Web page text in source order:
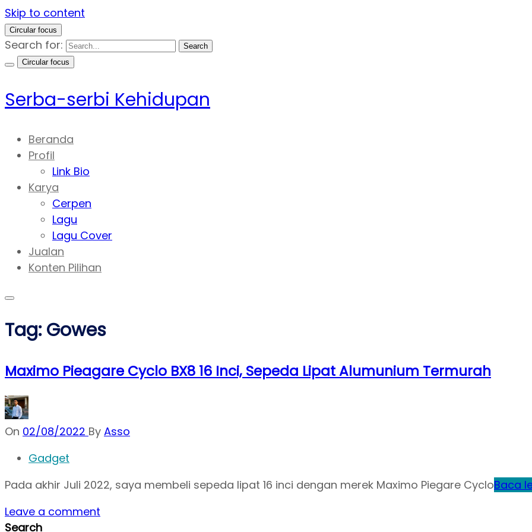
Skip to content
Circular focus
Search for:
Search
Circular focus
Serba-serbi Kehidupan
Beranda
Profil
Link Bio
Karya
Cerpen
Lagu
Lagu Cover
Jualan
Konten Pilihan
Tag:Gowes
Maximo Pieagare Cyclo BX8 16 Inci, Sepeda Lipat Alumunium Termurah
On 02/08/2022 By Asso
Gadget
Pada akhir Juli 2022, saya membeli sepeda lipat 16 inci dengan merek Maximo Piegare CycloBaca
Leave a comment
Search